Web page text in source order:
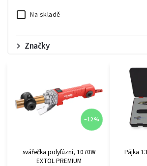
Na skladě
Značky
–12 %
svářečka polyfúzní, 1070W
EXTOL PREMIUM
Pájka